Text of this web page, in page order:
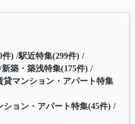
件) 駅近特集(299件)
新築・築浅特集(175件)
マンション・アパート特集
ョン・アパート特集(45件)